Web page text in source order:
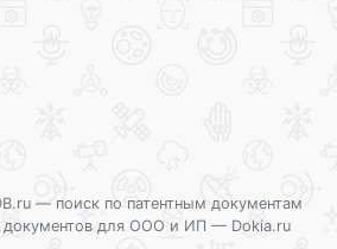
— поиск по патентным документам
документов для ООО и ИП — Dokia.ru